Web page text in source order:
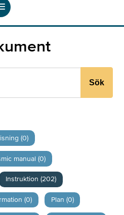
Sök
(0)
manual (0)
Instruktion (202)
(0) Plan (0)